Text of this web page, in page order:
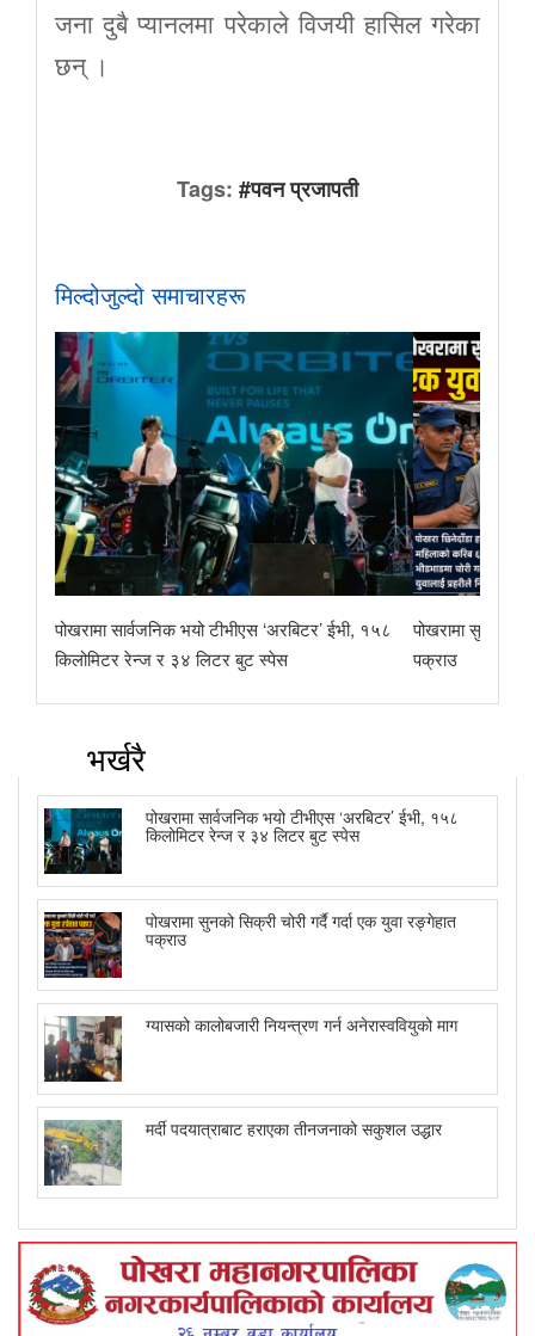
जना दुबै प्यानलमा परेकाले विजयी हासिल गरेका
छन् ।
Tags: #पवन प्रजापती
मिल्दोजुल्दो समाचारहरू
पोखरामा सार्वजनिक भयो टीभीएस ‘अरबिटर’ ईभी, १५८
किलोमिटर रेन्ज र ३४ लिटर बुट स्पेस
पोखरामा सुनको
पक्राउ
भर्खरै
पोखरामा सार्वजनिक भयो टीभीएस ‘अरबिटर’ ईभी, १५८
किलोमिटर रेन्ज र ३४ लिटर बुट स्पेस
पोखरामा सुनको सिक्री चोरी गर्दै गर्दा एक युवा रङ्गेहात
पक्राउ
ग्यासको कालोबजारी नियन्त्रण गर्न अनेरास्ववियुको माग
मर्दी पदयात्राबाट हराएका तीनजनाको सकुशल उद्धार